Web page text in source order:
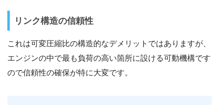
リンク構造の信頼性
これは可変圧縮比の構造的なデメリットではありますが、
エンジンの中で最も負荷の高い箇所に設ける可動機構です
ので信頼性の確保が特に大変です。